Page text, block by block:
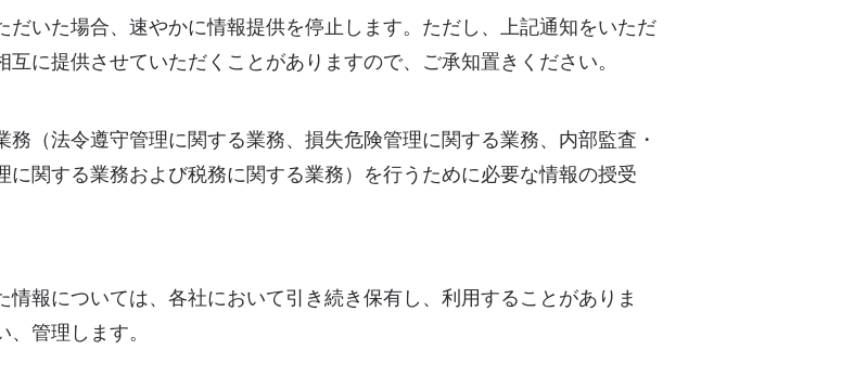
いた場合、速やかに情報提供を停止します。ただし、上記通知をいただ
に提供させていただくことがありますので、ご承知置きください。
務（法令遵守管理に関する業務、損失危険管理に関する業務、内部監査・
関する業務および税務に関する業務）を行うために必要な情報の授受
報については、各社において引き続き保有し、利用することがありま
管理します。